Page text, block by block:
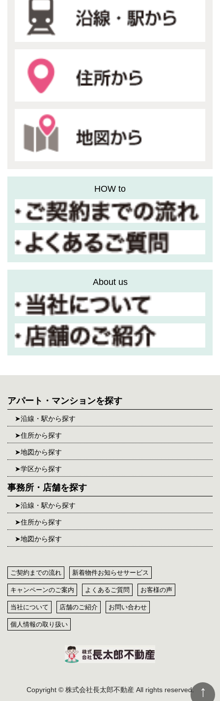
HOW to
About us
アパート・マンションを探す
沿線・駅から探す
住所から探す
地図から探す
学区から探す
事務所・店舗を探す
沿線・駅から探す
住所から探す
地図から探す
ご契約までの流れ 新着物件お知らせサービス
キャンペーンのご案内 よくあるご質問 お客様の声
当社について 店舗のご紹介 お問い合わせ
個人情報の取り扱い
Copyright © 株式会社長太郎不動産 All rights reserved.